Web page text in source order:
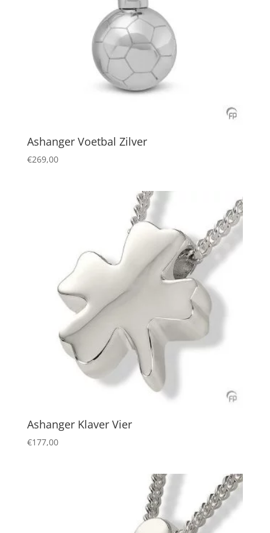
Ashanger Voetbal Zilver
€269,00
Ashanger Klaver Vier
€177,00